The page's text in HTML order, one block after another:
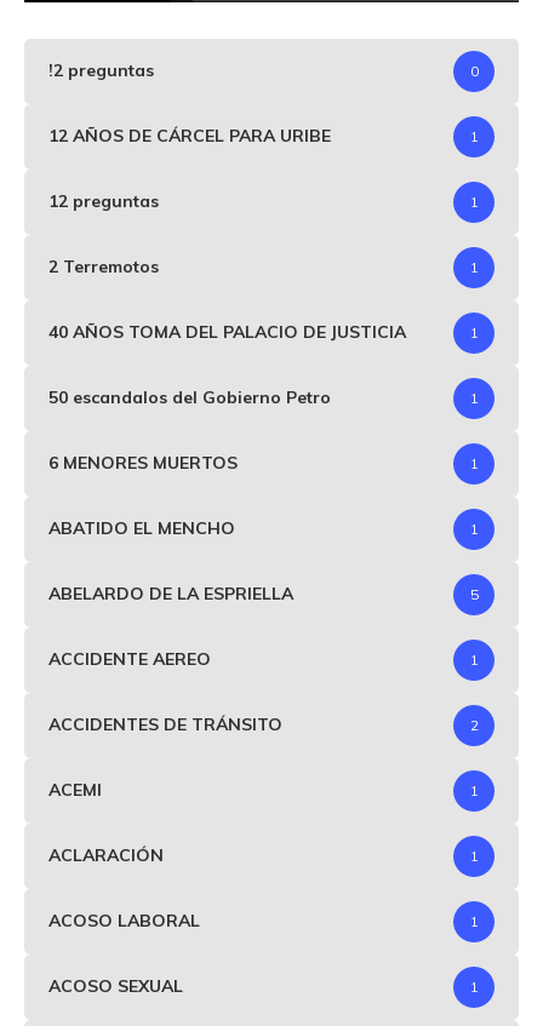
!2 preguntas 0
12 AÑOS DE CÁRCEL PARA URIBE 1
12 preguntas 1
2 Terremotos 1
40 AÑOS TOMA DEL PALACIO DE JUSTICIA 1
50 escandalos del Gobierno Petro 1
6 MENORES MUERTOS 1
ABATIDO EL MENCHO 1
ABELARDO DE LA ESPRIELLA 5
ACCIDENTE AEREO 1
ACCIDENTES DE TRÁNSITO 2
ACEMI 1
ACLARACIÓN 1
ACOSO LABORAL 1
ACOSO SEXUAL 1